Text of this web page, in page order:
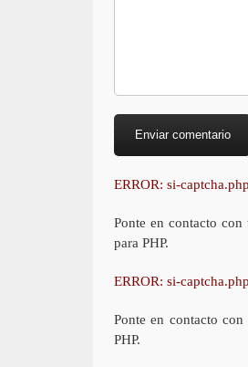
ERROR: si-
Ponte en contacto
para PHP.
ERROR: si-
Ponte en contacto
PHP.